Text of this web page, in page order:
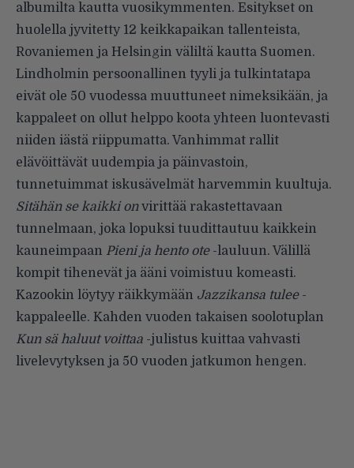
albumilta kautta vuosikymmenten. Esitykset on
huolella jyvitetty 12 keikkapaikan tallenteista,
Rovaniemen ja Helsingin väliltä kautta Suomen.
Lindholmin persoonallinen tyyli ja tulkintatapa
eivät ole 50 vuodessa muuttuneet nimeksikään, ja
kappaleet on ollut helppo koota yhteen luontevasti
niiden iästä riippumatta. Vanhimmat rallit
elävöittävät uudempia ja päinvastoin,
tunnetuimmat iskusävelmät harvemmin kuultuja.
Sitähän se kaikki onvirittää rakastettavaan
tunnelmaan, joka lopuksi tuudittautuu kaikkein
kauneimpaan Pieni ja hento ote-lauluun. Välillä
kompit tihenevät ja ääni voimistuu komeasti.
Kazookin löytyy räikkymään Jazzikansa tulee-
kappaleelle. Kahden vuoden takaisen soolotuplan
Kun sä haluut voittaa -julistus kuittaa vahvasti
livelevytyksen ja 50 vuoden jatkumon hengen.